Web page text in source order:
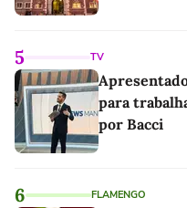
5 TV
para
por Bacci
6 FLAMENGO